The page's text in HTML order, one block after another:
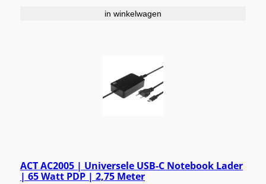
in winkelwagen
ACT AC2005 | Universele USB-C Notebook Lader
| 65 Watt PDP | 2,75 Meter